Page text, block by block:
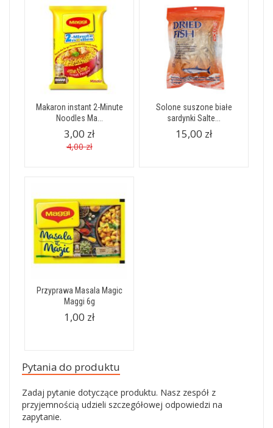
Makaron instant 2-Minute
Noodles Ma...
3,00 zł
4,00 zł
Solone suszone białe
sardynki Salte...
15,00 zł
Przyprawa Masala Magic
Maggi 6g
1,00 zł
Pytania do produktu
Zadaj pytanie dotyczące produktu. Nasz zespół z
przyjemnością udzieli szczegółowej odpowiedzi na
zapytanie.